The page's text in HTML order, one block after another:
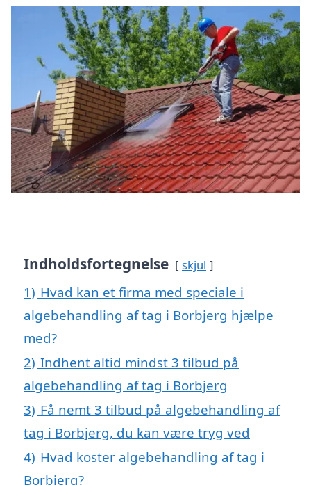
Indholdsfortegnelse skjul
1) Hvad kan et firma med speciale i
algebehandling af tag i Borbjerg hjælpe
med?
2) Indhent altid mindst 3 tilbud på
algebehandling af tag i Borbjerg
3) Få nemt 3 tilbud på algebehandling af
tag i Borbjerg, du kan være tryg ved
4) Hvad koster algebehandling af tag i
Borbjerg?